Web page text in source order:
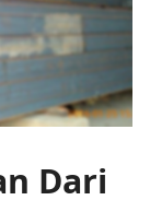
Dari